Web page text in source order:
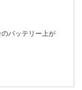
バッテリー上が